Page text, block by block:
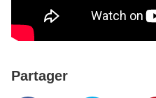
Partager